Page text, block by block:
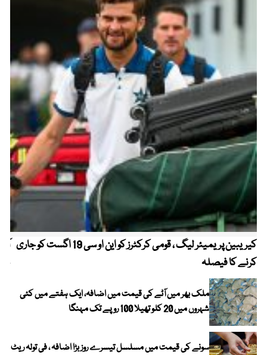
کیریبین پریمیئر لیگ ، قومی کرکٹرز کو این او سی 19 اگست کو جاری
کرنے کا فیصلہ
ملک بھر میں آٹے کی قیمت میں اضافہ، ایک ہفتے میں کئی
شہروں میں 20 کلو تھیلا 100 روپے تک مہنگا
سونے کی قیمت میں مسلسل تیسرے روز بڑا اضافہ ، فی تولہ ریٹ